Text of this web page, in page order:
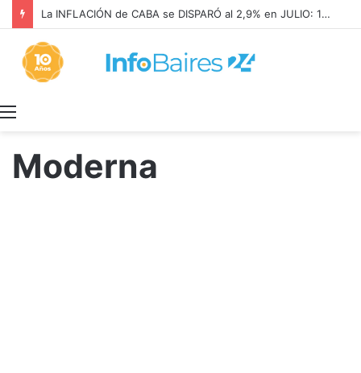
SALUD MENTAL: CONDENARON a META a PAGAR US$567 MILLONES
Moderna